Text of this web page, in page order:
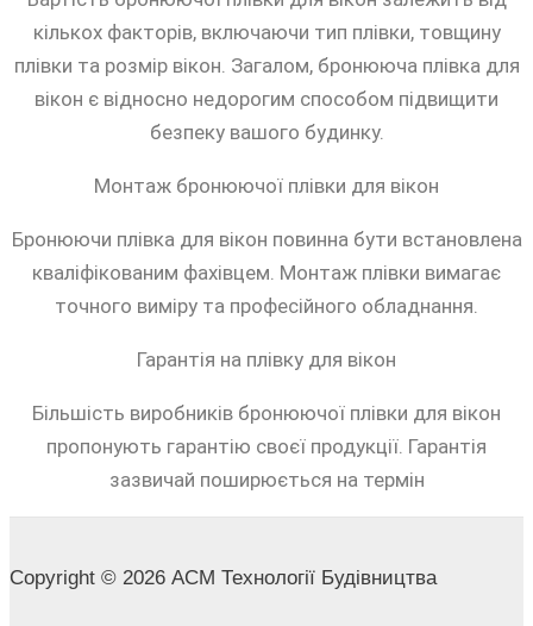
кількох факторів, включаючи тип плівки, товщину
плівки та розмір вікон. Загалом, бронююча плівка для
вікон є відносно недорогим способом підвищити
безпеку вашого будинку.
Монтаж бронюючої плівки для вікон
Бронюючи плівка для вікон повинна бути встановлена
кваліфікованим фахівцем. Монтаж плівки вимагає
точного виміру та професійного обладнання.
Гарантія на плівку для вікон
Більшість виробників бронюючої плівки для вікон
пропонують гарантію своєї продукції. Гарантія
зазвичай поширюється на термін
Copyright © 2026 АСМ Технології Будівництва